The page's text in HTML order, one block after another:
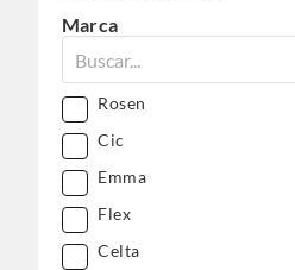
Marca
Rosen
Cic
Emma
Flex
Celta